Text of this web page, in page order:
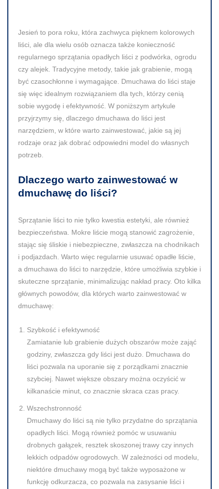
Jesień to pora roku, która zachwyca pięknem kolorowych
liści, ale dla wielu osób oznacza także konieczność
regularnego sprzątania opadłych liści z podwórka, ogrodu
czy alejek. Tradycyjne metody, takie jak grabienie, mogą
być czasochłonne i wymagające. Dmuchawa do liści staje
się więc idealnym rozwiązaniem dla tych, którzy cenią
sobie wygodę i efektywność. W poniższym artykule
przyjrzymy się, dlaczego dmuchawa do liści jest
narzędziem, w które warto zainwestować, jakie są jej
rodzaje oraz jak dobrać odpowiedni model do własnych
potrzeb.
Dlaczego warto zainwestować w
dmuchawę do liści?
Sprzątanie liści to nie tylko kwestia estetyki, ale również
bezpieczeństwa. Mokre liście mogą stanowić zagrożenie,
stając się śliskie i niebezpieczne, zwłaszcza na chodnikach
i podjazdach. Warto więc regularnie usuwać opadłe liście,
a dmuchawa do liści to narzędzie, które umożliwia szybkie i
skuteczne sprzątanie, minimalizując nakład pracy. Oto kilka
głównych powodów, dla których warto zainwestować w
dmuchawę:
Szybkość i efektywność
Zamiatanie lub grabienie dużych obszarów może zająć
godziny, zwłaszcza gdy liści jest dużo. Dmuchawa do
liści pozwala na uporanie się z porządkami znacznie
szybciej. Nawet większe obszary można oczyścić w
kilkanaście minut, co znacznie skraca czas pracy.
Wszechstronność
Dmuchawy do liści są nie tylko przydatne do sprzątania
opadłych liści. Mogą również pomóc w usuwaniu
drobnych gałązek, resztek skoszonej trawy czy innych
lekkich odpadów ogrodowych. W zależności od modelu,
niektóre dmuchawy mogą być także wyposażone w
funkcję odkurzacza, co pozwala na zasysanie liści i